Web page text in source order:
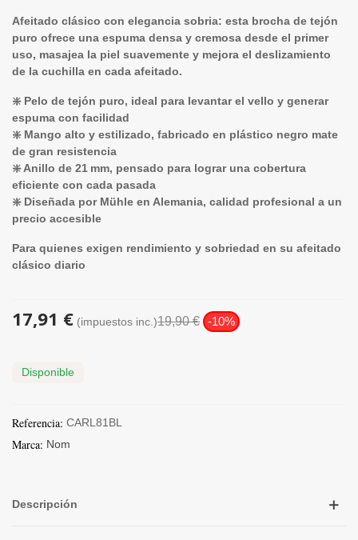
Afeitado clásico con elegancia sobria: esta brocha de tejón
puro ofrece una espuma densa y cremosa desde el primer
uso, masajea la piel suavemente y mejora el deslizamiento
de la cuchilla en cada afeitado.
❇️ Pelo de tejón puro, ideal para levantar el vello y generar
espuma con facilidad
❇️ Mango alto y estilizado, fabricado en plástico negro mate
de gran resistencia
❇️ Anillo de 21 mm, pensado para lograr una cobertura
eficiente con cada pasada
❇️ Diseñada por Mühle en Alemania, calidad profesional a un
precio accesible
Para quienes exigen rendimiento y sobriedad en su afeitado
clásico diario
17,91 € (impuestos inc.)19,90 € -10%
Disponible
Referencia: CARL81BL
Marca: Nom
Descripción